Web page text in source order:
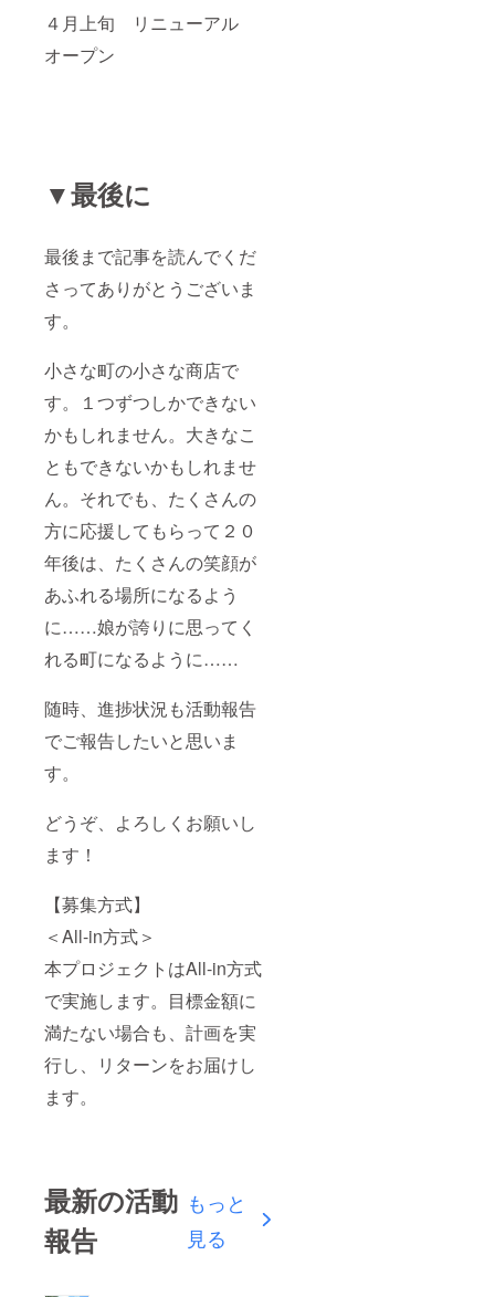
４月上旬 リニューアル
オープン
▼最後に
最後まで記事を読んでくだ
さってありがとうございま
す。
小さな町の小さな商店で
す。１つずつしかできない
かもしれません。大きなこ
ともできないかもしれませ
ん。それでも、たくさんの
方に応援してもらって２０
年後は、たくさんの笑顔が
あふれる場所になるよう
に……娘が誇りに思ってく
れる町になるように……
随時、進捗状況も活動報告
でご報告したいと思いま
す。
どうぞ、よろしくお願いし
ます！
【募集方式】
＜All-in方式＞
本プロジェクトはAll-in方式
で実施します。目標金額に
満たない場合も、計画を実
行し、リターンをお届けし
ます。
最新の活動
報告
もっと
見る